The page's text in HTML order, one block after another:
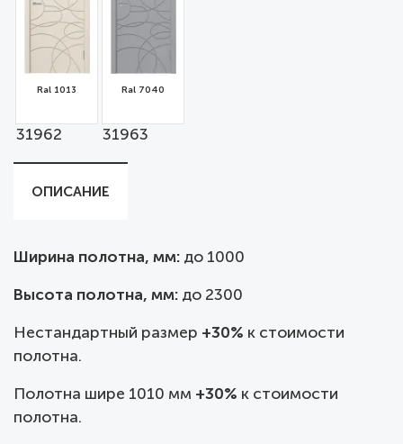
Ral 1013
31962
Ral 7040
31963
ОПИСАНИЕ
Ширина полотна, мм: до 1000
Высота полотна, мм: до 2300
Нестандартный размер +30% к стоимости
полотна.
Полотна шире 1010 мм +30% к стоимости
полотна.